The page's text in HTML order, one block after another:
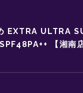
EXTRA ULTRA
【湘南